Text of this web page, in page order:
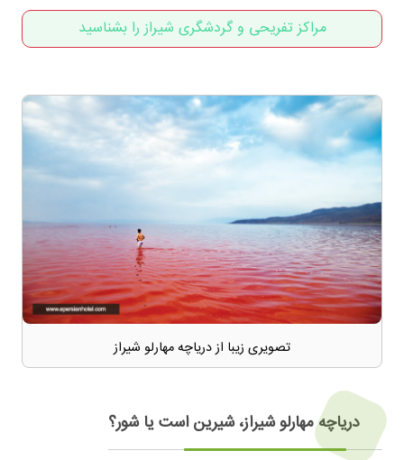
مراکز تفریحی و گردشگری شیراز را بشناسید
تصویری زیبا از دریاچه مهارلو شیراز
دریاچه مهارلو شیراز، شیرین است یا شور؟